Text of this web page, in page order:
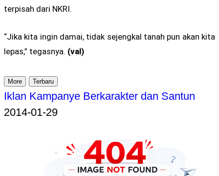
terpisah dari NKRI.
“Jika kita ingin damai, tidak sejengkal tanah pun akan kita
lepas,” tegasnya. (val)
More Terbaru
Iklan Kampanye Berkarakter dan Santun
2014-01-29